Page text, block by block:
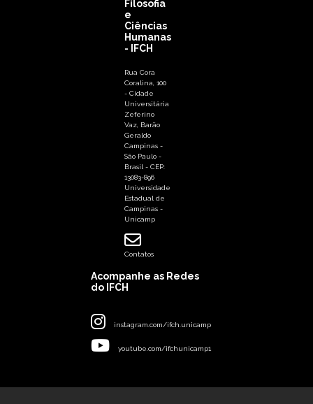
Filosofia
e
Ciências
Humanas
- IFCH
Rua Cora
Coralina, 100
- Cidade
Universitária
Zeferino
Vaz, Barão
Geraldo
Campinas -
São Paulo -
Brasil - CEP:
13083-896
Universidade
Estadual de
Campinas -
Unicamp
Contatos
Acompanhe as Redes
do IFCH
instagram.com/ifch.unicamp
youtube.com/ifchunicamp1